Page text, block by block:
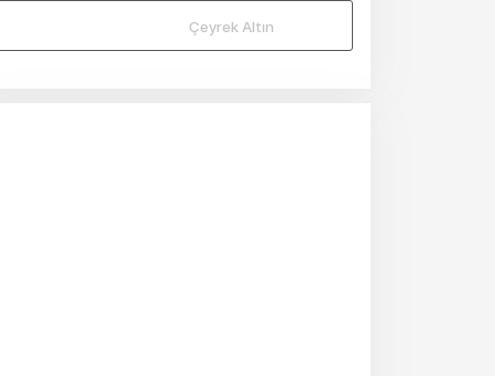
Çeyrek Altın